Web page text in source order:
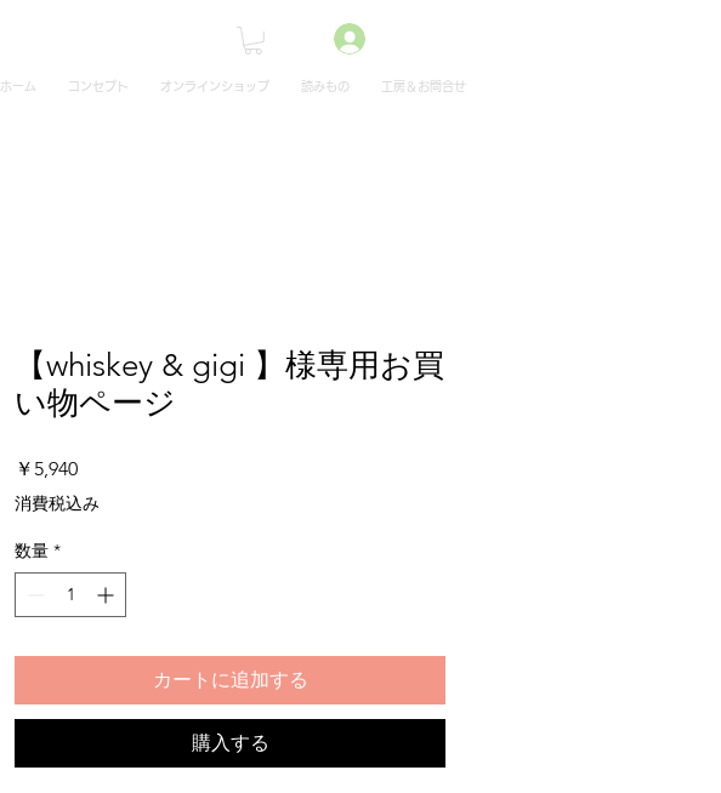
ホーム コンセプト オンラインショップ 読みもの 工房＆お問合せ
【whiskey & gigi 】様専用お買
い物ページ
￥5,940価
格
消費税込み
数量 *
カートに追加する
購入する